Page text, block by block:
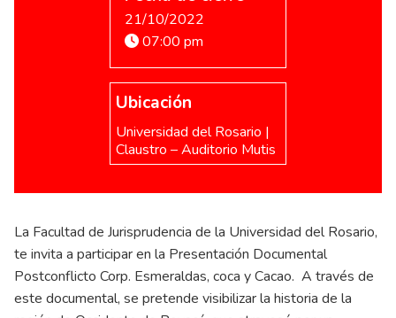
21/10/2022
07:00 pm
Ubicación
Universidad del Rosario |
Claustro – Auditorio Mutis
La Facultad de Jurisprudencia de la Universidad del Rosario,
te invita a participar en la Presentación Documental
Postconflicto Corp. Esmeraldas, coca y Cacao. A través de
este documental, se pretende visibilizar la historia de la